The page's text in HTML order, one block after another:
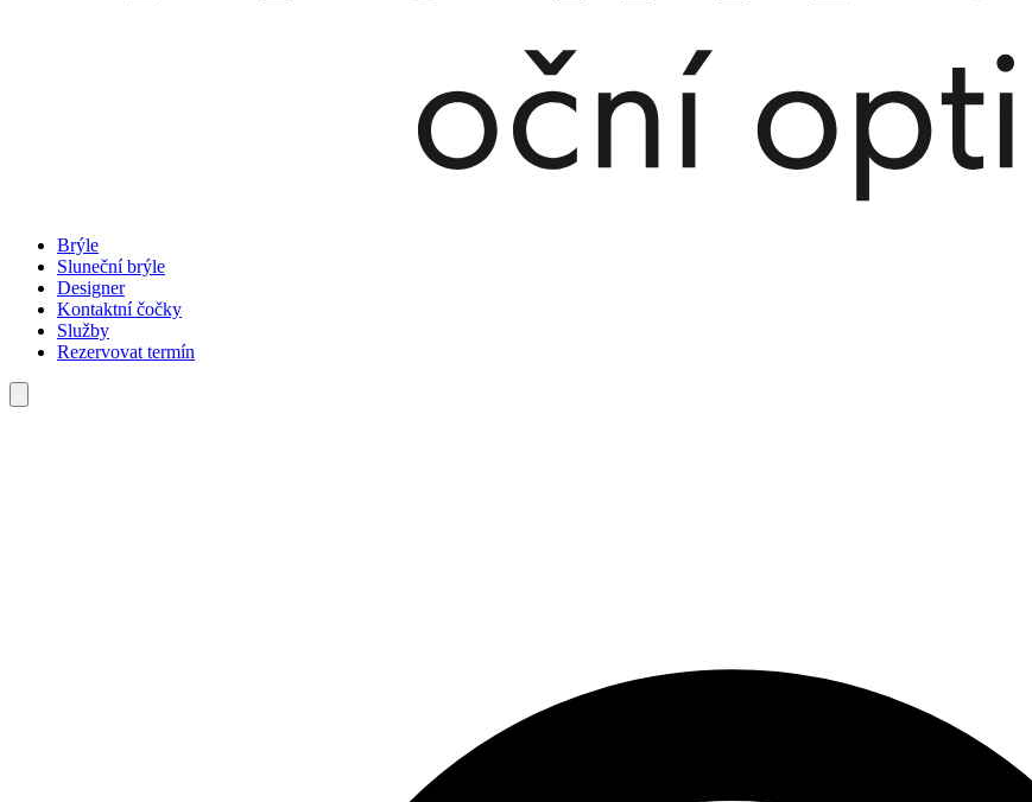
Brýle
Sluneční brýle
Designer
Kontaktní čočky
Služby
Rezervovat termín